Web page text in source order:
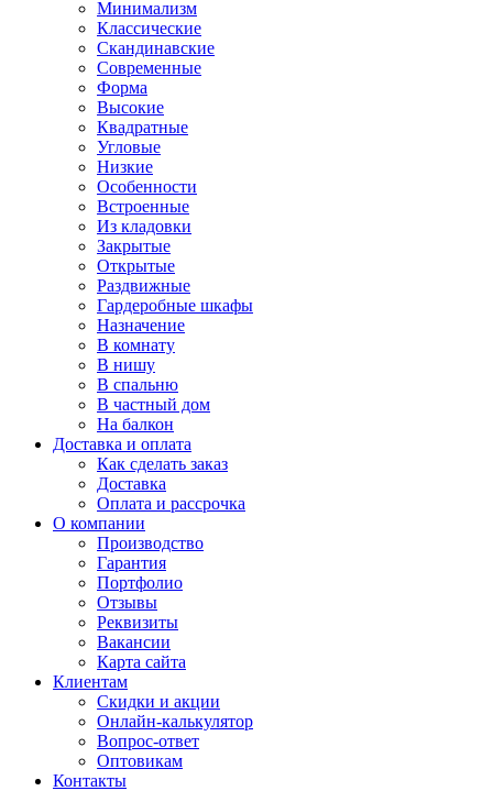
Минимализм
Классические
Скандинавские
Современные
Форма
Высокие
Квадратные
Угловые
Низкие
Особенности
Встроенные
Из кладовки
Закрытые
Открытые
Раздвижные
Гардеробные шкафы
Назначение
В комнату
В нишу
В спальню
В частный дом
На балкон
Доставка и оплата
Как сделать заказ
Доставка
Оплата и рассрочка
О компании
Производство
Гарантия
Портфолио
Отзывы
Реквизиты
Вакансии
Карта сайта
Клиентам
Скидки и акции
Онлайн-калькулятор
Вопрос-ответ
Оптовикам
Контакты